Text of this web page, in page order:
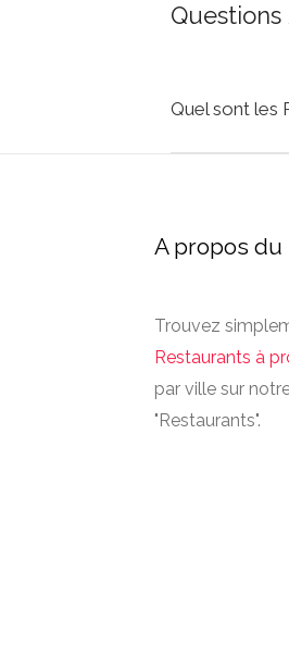
Quel sont les
A propos du
Trouvez
Restaurants à
par ville sur
"Restaurants".